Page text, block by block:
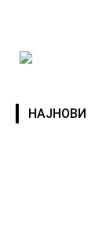
НАЈНОВИ